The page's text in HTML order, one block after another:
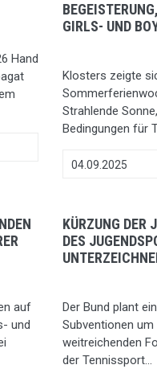
Hand
GIRLS- UND
Klosters zeigte
Strahlende
Bedingungen für
04.09.2025
auf
und
KÜRZUNG DER
DES
Der Bund plant
Subventionen
weitreichenden
der Tennissport...